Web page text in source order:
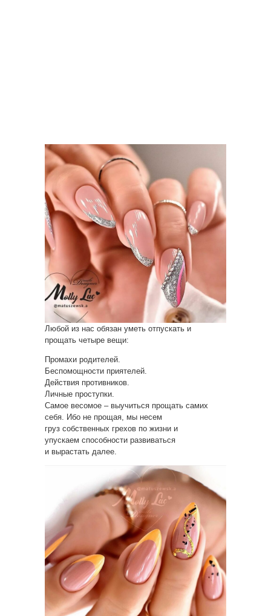
Любой из нас обязан уметь отпускать и
прощать четыре вещи:
Промахи родителей.
Беспомощности приятелей.
Действия противников.
Личные проступки.
Самое весомое – выучиться прощать самих
себя. Ибо не прощая, мы несем
груз собственных грехов по жизни и
упускаем способности развиваться
и вырастать далее.